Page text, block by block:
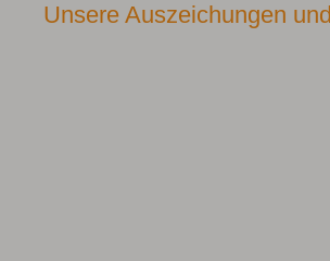
Unsere Auszeichungen